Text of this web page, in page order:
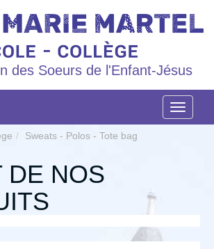
des Soeurs de l'Enfant-Jésus
Sweats - Polos - Tote bag
DE NOS